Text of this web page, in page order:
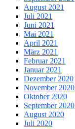
August 2021
Juli 2021
Juni 2021
Mai 2021
April 2021
März 2021
Februar 2021
Januar 2021
Dezember 2020
November 2020
Oktober 2020
September 2020
August 2020
Juli 2020